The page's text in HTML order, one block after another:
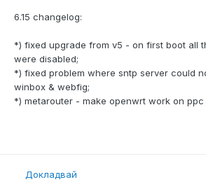
6.15 changelog:
*) fixed upgrade from v5 - on first boot all
were disabled;
*) fixed problem where sntp server could
winbox & webfig;
*) metarouter - make openwrt work on ppc
Докладвай